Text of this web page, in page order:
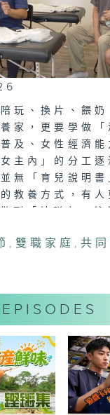
玩、換片、餵奶
家，更要學做「
及、女性經濟能
女主內」的分工
無「育兒說明書
教養方式，有人
幾位「湊仔公」，
實故事，探討現
個角色。
, 雙職家庭 , 共
EPISODES